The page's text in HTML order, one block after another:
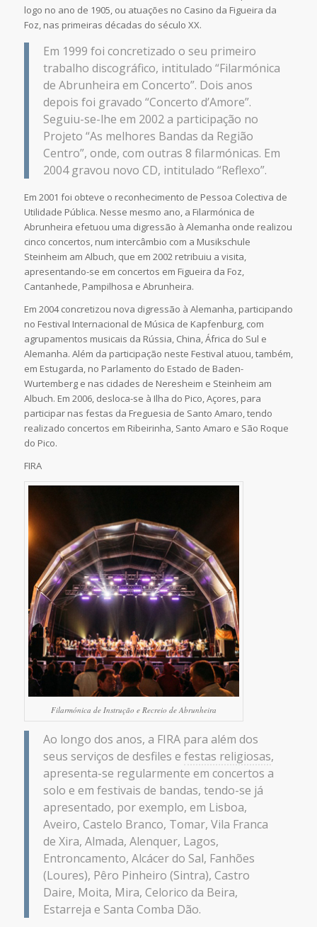
logo no ano de 1905, ou atuações no Casino da Figueira da
Foz, nas primeiras décadas do século XX.
Em 1999 foi concretizado o seu primeiro
trabalho discográfico, intitulado “Filarmónica
de Abrunheira em Concerto”. Dois anos
depois foi gravado “Concerto d’Amore”.
Seguiu-se-lhe em 2002 a participação no
Projeto “As melhores Bandas da Região
Centro”, onde, com outras 8 filarmónicas. Em
2004 gravou novo CD, intitulado “Reflexo”.
Em 2001 foi obteve o reconhecimento de Pessoa Colectiva de
Utilidade Pública. Nesse mesmo ano, a Filarmónica de
Abrunheira efetuou uma digressão à Alemanha onde realizou
cinco concertos, num intercâmbio com a Musikschule
Steinheim am Albuch, que em 2002 retribuiu a visita,
apresentando-se em concertos em Figueira da Foz,
Cantanhede, Pampilhosa e Abrunheira.
Em 2004 concretizou nova digressão à Alemanha, participando
no Festival Internacional de Música de Kapfenburg, com
agrupamentos musicais da Rússia, China, África do Sul e
Alemanha. Além da participação neste Festival atuou, também,
em Estugarda, no Parlamento do Estado de Baden-
Wurtemberg e nas cidades de Neresheim e Steinheim am
Albuch. Em 2006, desloca-se à Ilha do Pico, Açores, para
participar nas festas da Freguesia de Santo Amaro, tendo
realizado concertos em Ribeirinha, Santo Amaro e São Roque
do Pico.
FIRA
Filarmónica de Instrução e Recreio de Abrunheira
Ao longo dos anos, a FIRA para além dos
seus serviços de desfiles e festas religiosas,
apresenta-se regularmente em concertos a
solo e em festivais de bandas, tendo-se já
apresentado, por exemplo, em Lisboa,
Aveiro, Castelo Branco, Tomar, Vila Franca
de Xira, Almada, Alenquer, Lagos,
Entroncamento, Alcácer do Sal, Fanhões
(Loures), Pêro Pinheiro (Sintra), Castro
Daire, Moita, Mira, Celorico da Beira,
Estarreja e Santa Comba Dão.